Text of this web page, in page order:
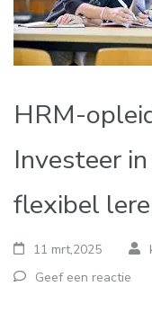
HRM-
Investeer
flexibel
11 mrt,2025
Geef een reactie